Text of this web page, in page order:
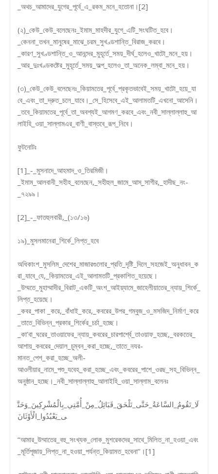
_অথচ_আমাদের_যুগের_পূর্বে_এ_রকম_মনে_হতোনা।[2]
(২)_কেউ_কেউ_বলেছেনঃ_ইমাম_মাহদীর_যুগে_এটি_সংঘটিত_হবে।
_কেননা_তখন_মানুষের_মাঝে_চরম_সুখণ্ডশান্তি_বিরাজ_করবে।
_কারণ_সুখণ্ডশান্তি_ও_আনন্দের_মুহূর্তে_সময়_দীর্ঘ_হলেও_খাটো_মনে_হয়।
_আর_দুঃখণ্ডকষ্টের_মুহূর্তে_সময়_অল্প_হলেও_তা_অনেক_লম্বা_মনে_হয়।
(৩)_কেউ_কেউ_বলেছেনঃ_কিয়ামতের_পূর্বে_প্রকৃতভাবেই_সময়_খাটো_হয়ে_যা
বে_এবং_তা_দ্রুত_চলে_যাবে।_সে_হিসেবে_এই_আলামতটি_এখনো_আসেনি।
_তবে_কিয়ামতের_পূর্বে_তা_অবশ্যই_আগমণ_করবে_এবং_নবী_সাল্লাল্লাহু_আ
লাইহি_ওয়া_সাল্লামএর_বাণী_বাস্তবে_রূপ_নিবে।
ফুটনোটঃ
[1]_-_মুসনাদে_আহমাদ_ও_তিরমিজী।
_ইমাম_আলবানী_সহীহ_বলেছেন,_সহীহুল_জামে_আস্_সাগীর,_হাদীছ_নং-
_৭২৯৯।
[2]_-_ফাতহুলবারী,_(১৩/১৬)
১৯)_মুসলমানেরা_শির্কে_লিপ্ত_হবে
অধিকাংশ_মুসলিম_দেশের_মাজারগুলোর_প্রতি_দৃষ্টি_দিলে_সহজেই_অনুধাবন_ক
রা_যাবে_যে,_কিয়ামতের_এই_আলামতটি_প্রকাশিত_হয়েছে।
_উম্মতে_মুহাম্মাদীর_বিরাট_একটি_অংশ_আইয়্যামে_জাহেলীয়াতের_ন্যায়_শির্কে_
লিপ্ত_হয়েছে।
_কবর_পাকা _করে,_বাঁধাই_করে,_কবরের_উপর_গম্বুজ_ও_মসজিদ_নির্মাণ_করে
_তাতে_বিভিন্ন_প্রকার_শির্কের_চর্চা_হচ্ছে।
_কা’বা_ঘরের_তাওয়াফের_ন্যায়_কবরের_চারপার্শ্বে_তাওয়াফ_হচ্ছে,_বরকতের_
আশায়_কবরের_দেয়াল_চুম্বন_করা_হচ্ছে,_তাতে_নযর-
মানত_পেশ_করা_হচ্ছে_অলী-
আওলীয়ার_নামে_পশু_যবেহ_করা_হচ্ছে_এবং_কবরের_পাশে_ওরছ_সহ_বিভিন্ন_
অনুষ্ঠান_হচ্ছে।_নবী_সাল্লাল্লাহু_আলাইহি_ওয়া_সাল্লাম_বলেনঃ
لَا_تَقُومُ_السَّاعَةُ_حَتَّى_تَلْحَقَ_قَبَائِلُ_مِنْ_أُمَّتِي_بِالْمُشْرِكِينَ_وَحَتَّ
ى_يَعْبُدُوا_الْأَوْثَانَ
‘‘আমার_উম্মাতের_বহু_সংখ্যক_লোক_মুশরেকদের_সাথে_মিলিত_না_হওয়া_এবং
_মূর্তিপূজায়_লিপ্ত_না_হওয়া_পর্যন্ত_কিয়ামত_হবেনা’’।[1]